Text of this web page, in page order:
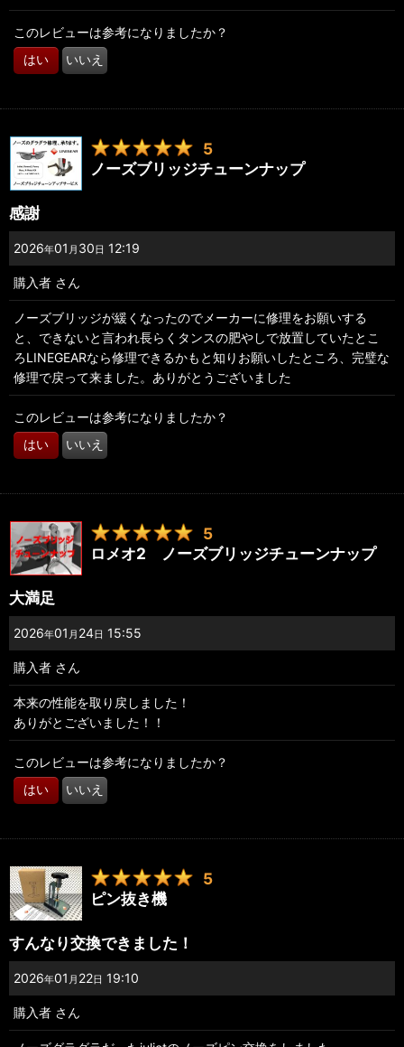
このレビューは参考になりましたか？
はい いいえ
5
ノーズブリッジチューンナップ
感謝
2026年01 月 30日 12:19
購入者 さん
ノーズブリッジが緩くなったのでメーカーに修理をお願いする
と、できないと言われ長らくタンスの肥やしで放置していたとこ
ろLINEGEARなら修理できるかもと知りお願いしたところ、完璧な
修理で戻って来ました。ありがとうございました
このレビューは参考になりましたか？
はい いいえ
5
ロメオ2 ノーズブリッジチューンナップ
大満足
2026年01 月 24日 15:55
購入者 さん
本来の性能を取り戻しました！
ありがとございました！！
このレビューは参考になりましたか？
はい いいえ
5
ピン抜き機
すんなり交換できました！
2026年01 月 22日 19:10
購入者 さん